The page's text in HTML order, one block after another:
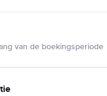
van de boekingsperiode